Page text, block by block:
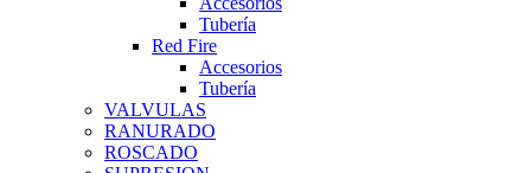
Tubería
Red Fire
Accesorios
Tubería
VALVULAS
RANURADO
ROSCADO